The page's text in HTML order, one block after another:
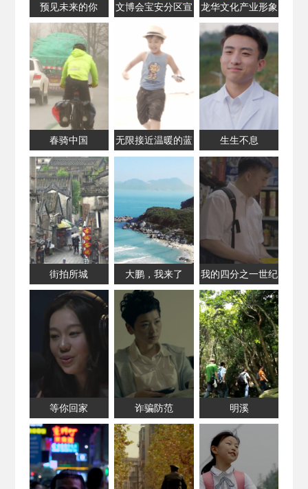
预见未来的你
文博会宝安分区宣
传片
龙华文化产业形象
片
春骑中国 无限接近温暖的蓝 生生不息
街拍所城 大鹏，我来了 我的四分之一世纪
等你回家 诈骗防范 明溪